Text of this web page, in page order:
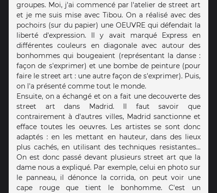
groupes. Moi, j'ai commencé par l'atelier de street art
et je me suis mise avec Tibou. On a réalisé avec des
pochoirs (sur du papier) une OEUVRE qui défendait la
liberté d'expression. Il y avait marqué Express en
différentes couleurs en diagonale avec autour des
bonhommes qui bougeaient (représentant la danse :
façon de s'exprimer) et une bombe de peinture (pour
faire le street art : une autre façon de s'exprimer). Puis,
on l'a présenté comme tout le monde.
Ensuite, on a échangé et on a fait une decouverte des
street art dans Madrid. Il faut savoir que
contrairement à d'autres villes, Madrid sanctionne et
efface toutes les oeuvres. Les artistes se sont donc
adaptés : en les mettant en hauteur, dans des lieux
plus cachés, en utilisant des techniques resistantes...
On est donc passé devant plusieurs street art que la
dame nous a expliqué. Par exemple, celui en photo sur
le panneau, il dénonce la corrida, on peut voir une
cape rouge que tient le bonhomme. C'est un